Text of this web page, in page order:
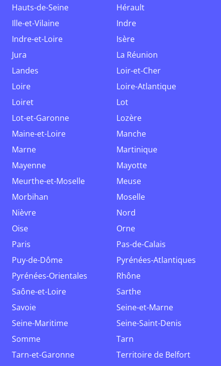
Hauts-de-Seine
Hérault
Ille-et-Vilaine
Indre
Indre-et-Loire
Isère
Jura
La Réunion
Landes
Loir-et-Cher
Loire
Loire-Atlantique
Loiret
Lot
Lot-et-Garonne
Lozère
Maine-et-Loire
Manche
Marne
Martinique
Mayenne
Mayotte
Meurthe-et-Moselle
Meuse
Morbihan
Moselle
Nièvre
Nord
Oise
Orne
Paris
Pas-de-Calais
Puy-de-Dôme
Pyrénées-Atlantiques
Pyrénées-Orientales
Rhône
Saône-et-Loire
Sarthe
Savoie
Seine-et-Marne
Seine-Maritime
Seine-Saint-Denis
Somme
Tarn
Tarn-et-Garonne
Territoire de Belfort